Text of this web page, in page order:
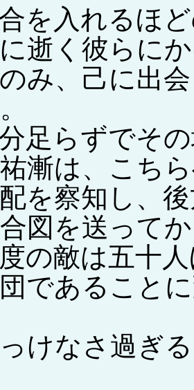
を入れるほ
逝く彼らに
み、己に出
足らずでそ
漸は、こち
を察知し、
図を送って
の敵は五十
であること
っけなさ過ぎ